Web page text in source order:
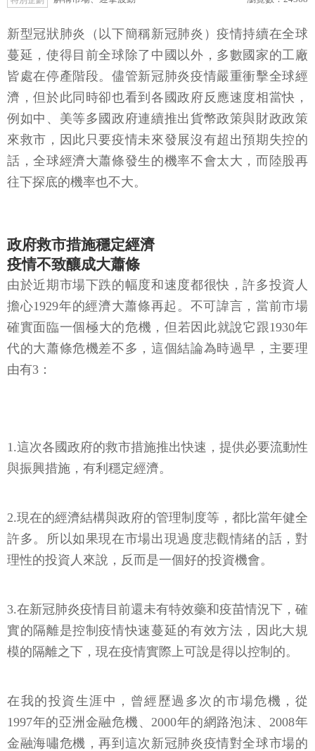
新型冠狀肺炎（以下簡稱新冠肺炎）疫情持續在全球
蔓延，使得目前全球除了中國以外，多數國家的工廠
皆處在停產階段。儘管新冠肺炎疫情嚴重衝擊全球經
濟，但於此同時卻也看到各國政府反應速度相當快，
例如中、美等多國政府連續推出貨幣政策與財政政策
來救市，因此只要疫情未來發展沒有超出預期失控的
話，全球經濟大蕭條發生的機率不會太大，而陸股再
往下探底的機率也不大。
政府救市措施穩定經濟
疫情不致釀成大蕭條
由於近期市場下跌的幅度和速度都很快，許多投資人
擔心1929年的經濟大蕭條再起。不可諱言，當前市場
確實面臨一個極大的危機，但若因此就說它跟1930年
代的大蕭條危機差不多，這個結論為時過早，主要理
由有3：
1.這次各國政府的救市措施推出快速，提供必要流動性
與振興措施，有利穩定經濟。
2.現在的經濟結構與政府的管理制度等，都比當年健全
許多。所以如果現在市場出現過度悲觀情緒的話，對
理性的投資人來說，反而是一個好的投資機會。
3.在新冠肺炎疫情目前還未有特效藥和疫苗情況下，確
實的隔離是控制疫情快速蔓延的有效方法，因此大規
模的隔離之下，現在疫情實際上可說是得以控制的。
在我的投資生涯中，曾經歷過多次的市場危機，從
1997年的亞洲金融危機、2000年的網路泡沫、2008年
金融海嘯危機，再到這次新冠肺炎疫情對全球市場的